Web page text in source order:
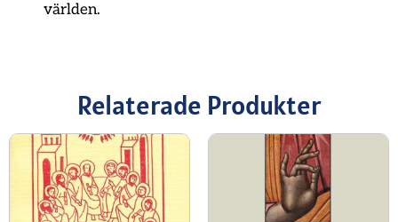
världen.
Relaterade Produkter